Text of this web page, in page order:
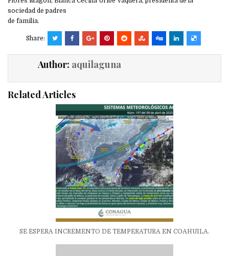
sociedad de padres
de familia.
Share:
Author: aquilaguna
Related Articles
SE ESPERA INCREMENTO DE TEMPERATURA EN COAHUILA.